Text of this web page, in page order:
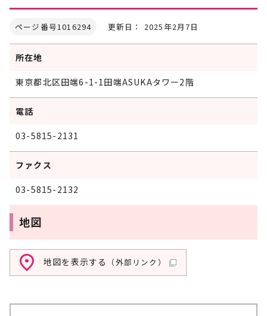
ページ番号1016294 更新日： 2025年2月7日
所在地
東京都北区田端6-1-1田端ASUKAタワー2階
電話
03-5815-2131
ファクス
03-5815-2132
地図
地図を表示する （外部リンク）